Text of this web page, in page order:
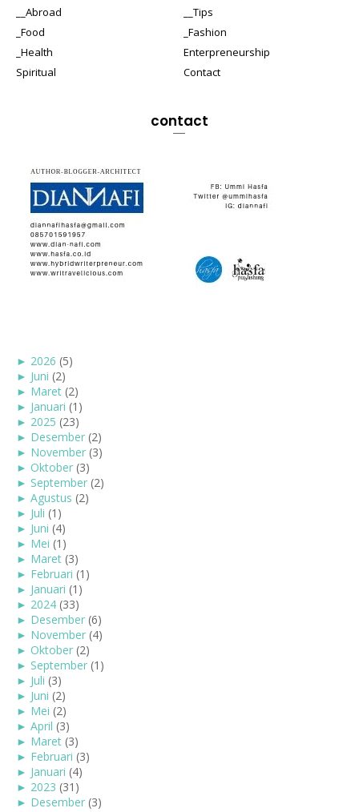
__Abroad
__Tips
_Food
_Fashion
_Health
Enterpreneurship
Spiritual
Contact
contact
► 2026 (5)
► Juni (2)
► Maret (2)
► Januari (1)
► 2025 (23)
► Desember (2)
► November (3)
► Oktober (3)
► September (2)
► Agustus (2)
► Juli (1)
► Juni (4)
► Mei (1)
► Maret (3)
► Februari (1)
► Januari (1)
► 2024 (33)
► Desember (6)
► November (4)
► Oktober (2)
► September (1)
► Juli (3)
► Juni (2)
► Mei (2)
► April (3)
► Maret (3)
► Februari (3)
► Januari (4)
► 2023 (31)
► Desember (3)